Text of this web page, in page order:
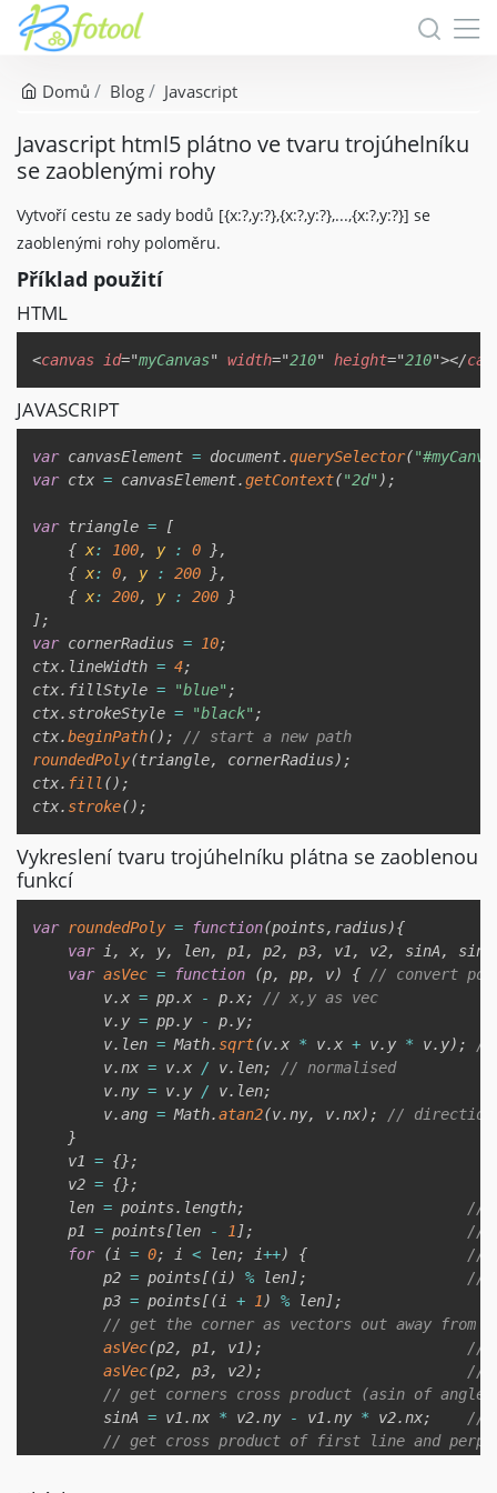
Domů Blog Javascript
Javascript html5 plátno ve tvaru trojúhelníku
se zaoblenými rohy
Vytvoří cestu ze sady bodů [{x:?,y:?},{x:?,y:?},...,{x:?,y:?}] se
zaoblenými rohy poloměru.
Příklad použití
HTML
<canvas id="myCanvas" width="210" height="210"></
Copy
JAVASCRIPT
var canvasElement = document.querySelector(
var ctx = canvasElement.getContext("2d" ) ;
var triangle =
[
{ x: 100, y : 0 },
{ x: 0, y : 200 },
{ x: 200, y : 200
}
];
var cornerRadius = 10;
ctx. lineWidth = 4;
ctx. fillStyle = "blue" ;
ctx. strokeStyle = "black" ;
ctx.beginPath() ;
// start a new path
roundedPoly(triangle, cornerRadius) ;
ctx. fill () ;
ctx. stroke() ;
Copy
Vykreslení tvaru trojúhelníku plátna se zaoblenou
funkcí
var roundedPoly = function(points, radius){
var i, x, y, len, p1, p2, p3, v1, v2, sinA,
var asVec = function (p, pp, v) {
// convert
        v
.x = pp.x - p.x;
// x,y as vec
        v
. y = pp. y - p. y;
        v
. len = Math. sqrt(v.x * v.x + v. y * v. y) ;
//
        v
. nx = v.x / v. len;
// normalised
        v
. ny = v. y / v. len;
        v
.ang = Math.atan2(v. ny, v. nx) ;
// direction
}
    v1
= {};
    v2
= {};
    len
= points. length;
//
    p1
= points[len - 1 ];
//
for
(i = 0; i < len; i++) {
//
        p2
= points[(i) % len];
//
        p3
= points[(i + 1) % len];
// get the corner as vectors out away from
asVec(p2, p1, v1) ;
//
asVec(p2, p3, v2) ;
//
// get corners cross product (asin of angle)
        sinA
= v1. nx * v2. ny - v1. ny * v2. nx;
//
// get cross product of first line and